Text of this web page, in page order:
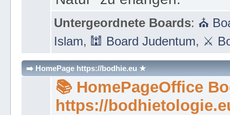
Untergeordnete Boards: ⛪
Islam, 🕍 Board Judentum, ⚔
➡️ HomePage https://bodhie.eu ★
📚 HomePageOffice
https://